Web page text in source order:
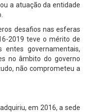
a atuação da entidade
desafios nas esferas
2019 teve o mérito de
governamentais,
no âmbito do governo
não comprometeu a
em 2016, a sede